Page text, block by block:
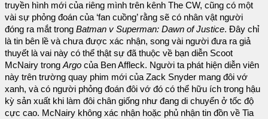
truyền hình mới của riêng mình trên kênh The CW, cũng có một
vài sự phỏng đoán của ‘fan cuồng’ rằng sẽ có nhân vật người
đóng ra mắt trong Batman v Superman: Dawn of Justice. Đây chỉ
là tin bên lề và chưa được xác nhận, song vài người đưa ra giả
thuyết là vai này có thể thật sự đã thuộc về bạn diễn Scoot
McNairy trong Argo của Ben Affleck. Người ta phát hiện diễn viên
này trên trường quay phim mới của Zack Snyder mang đôi vớ
xanh, và có người phỏng đoán đôi vớ đó có thể hữu ích trong hậu
kỳ sản xuất khi làm đôi chân giống như đang di chuyển ở tốc độ
cực cao. McNairy không xác nhận hoặc phủ nhận tin đồn về Tia